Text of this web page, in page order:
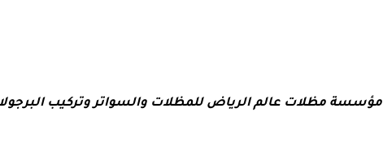
مؤسسة مظلات عالم الرياض للمظلات والسواتر وتركيب